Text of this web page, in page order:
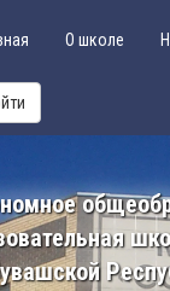
О школе